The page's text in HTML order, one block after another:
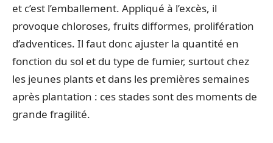
et c’est l’emballement. Appliqué à l’excès, il
provoque chloroses, fruits difformes, prolifération
d’adventices. Il faut donc ajuster la quantité en
fonction du sol et du type de fumier, surtout chez
les jeunes plants et dans les premières semaines
après plantation : ces stades sont des moments de
grande fragilité.